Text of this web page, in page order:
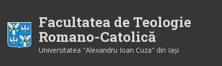
Facultatea de Teologie
Romano-Catolică
Universitatea "Alexandru Ioan Cuza" din Iaşi